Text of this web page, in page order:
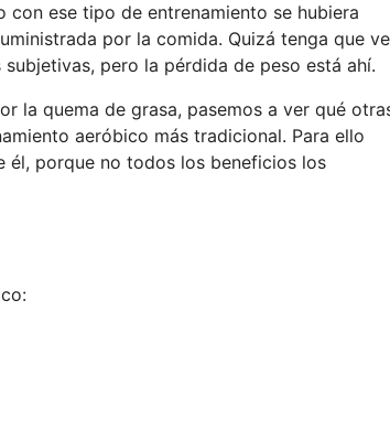
ese tipo de entrenamiento se hubiera
por la comida. Quizá tenga que
pero la pérdida de peso está ahí.
la quema de grasa, pasemos a ver qué
aeróbico más tradicional. Para ello
él, porque no todos los beneficios los